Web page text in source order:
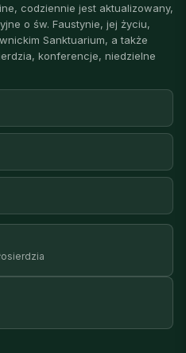
codziennie jest aktualizowany,
o św. Faustynie, jej życiu,
Sanktuarium, a także
konferencje, niedzielne